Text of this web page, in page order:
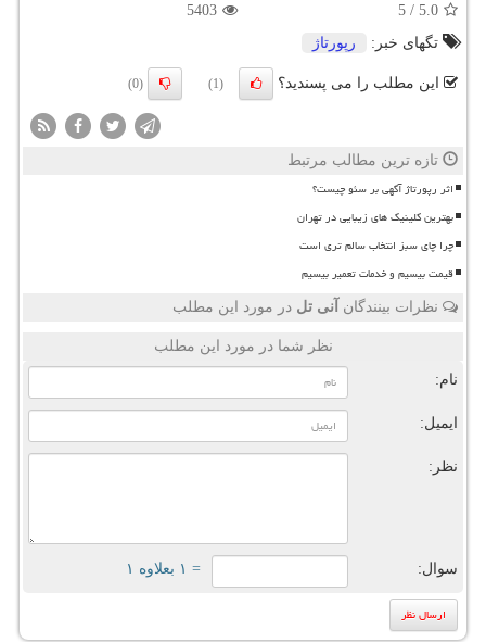
5.0
/
5
5403
تگهای خبر:
رپورتاژ
این مطلب را می پسندید؟ (1)
(0)
تازه ترین مطالب مرتبط
اثر رپورتاژ آگهی بر سئو چیست؟
بهترین کلینیک های زیبایی در تهران
چرا چای سبز انتخاب سالم تری است
قیمت بیسیم و خدمات تعمیر بیسیم
نظرات بینندگان آنی تل در مورد این مطلب
نظر شما در مورد این مطلب
نام:
ایمیل:
نظر:
سوال: = ۱ بعلاوه ۱